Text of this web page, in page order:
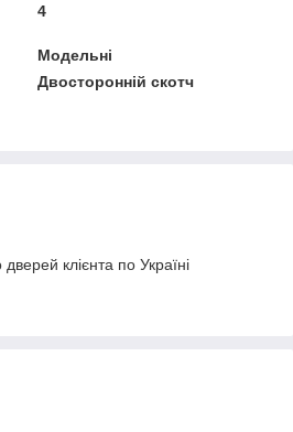
4
Модельні
Двосторонній скотч
клієнта по Україні